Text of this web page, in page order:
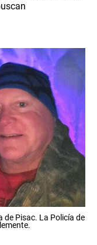
de Pisac. La Policía de